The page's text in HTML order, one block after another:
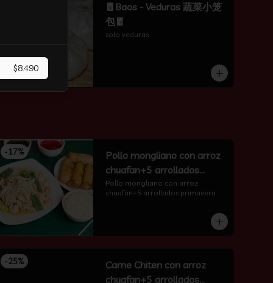
🧧Baos - Veduras 蔬菜小笼
包🧧
solo veduras
-17%
Pollo mongliano con arroz
chuafan+5 arrollados
primavera
Pollo mongliano con arroz
chuafan+5 arrollados primavera
-25%
Carne Chiten con arroz
chuafan+5 arrollados
$8.490